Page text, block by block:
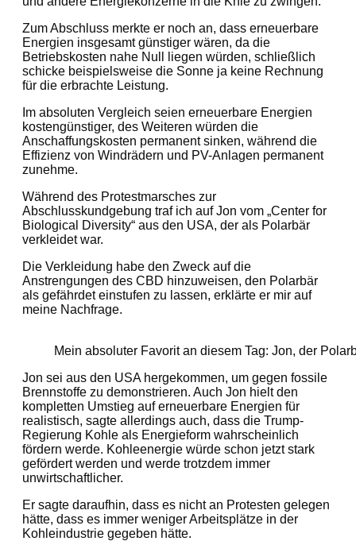
Zum Abschluss merkte er noch an, dass erneuerbare
Energien insgesamt günstiger wären, da die
Betriebskosten nahe Null liegen würden, schließlich
schicke beispielsweise die Sonne ja keine Rechnung
für die erbrachte Leistung.
Im absoluten Vergleich seien erneuerbare Energien
kostengünstiger, des Weiteren würden die
Anschaffungskosten permanent sinken, während die
Effizienz von Windrädern und PV-Anlagen permanent
zunehme.
Während des Protestmarsches zur
Abschlusskundgebung traf ich auf Jon vom „Center for
Biological Diversity“ aus den USA, der als Polarbär
verkleidet war.
Die Verkleidung habe den Zweck auf die
Anstrengungen des CBD hinzuweisen, den Polarbär
als gefährdet einstufen zu lassen, erklärte er mir auf
meine Nachfrage.
Mein absoluter Favorit an diesem Tag: Jon, der
Jon sei aus den USA hergekommen, um gegen fossile
Brennstoffe zu demonstrieren. Auch Jon hielt den
kompletten Umstieg auf erneuerbare Energien für
realistisch, sagte allerdings auch, dass die Trump-
Regierung Kohle als Energieform wahrscheinlich
fördern werde. Kohleenergie würde schon jetzt stark
gefördert werden und werde trotzdem immer
unwirtschaftlicher.
Er sagte daraufhin, dass es nicht an Protesten gelegen
hätte, dass es immer weniger Arbeitsplätze in der
Kohleindustrie gegeben hätte.